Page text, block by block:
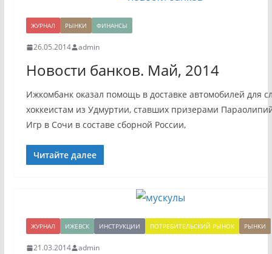
ЖУРНАЛ РЫНКИ ФИНАНСЫ
26.05.2014 admin
Новости банков. Май, 2014
Ижкомбанк оказал помощь в доставке автомобилей для
хоккеистам из Удмуртии, ставших призерами
Игр в Сочи в составе сборной России,
Читайте далее
ЖУРНАЛ ИЖЕВСК ИНСТРУКЦИИ ПОТРЕБИТЕЛЬСКИЙ РЫНОК РЫНКИ
21.03.2014 admin